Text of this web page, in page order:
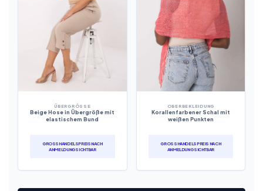
ÜBERGRÖSSE
Beige Hose in Übergröße mit
elastischem Bund
GROSSHANDELSPREIS NACH A
NMELDUNG SICHTBAR
OBERBEKLEIDUNG
Korallenfarbener Schal mit
weißen Punkten
GROSSHANDELSPREIS NACH A
NMELDUNG SICHTBAR